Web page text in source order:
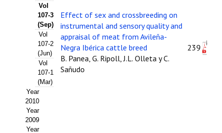
JORNADAS AIDA
Presentación Jornadas
Comunicaciones
Jornadas PAM 2026
Premio Jóvenes Investigadores
Buscador de Comunicaciones
Vol
107-3
(Sep)
Vol
107-2
(Jun)
Vol
107-1
(Mar)
Year
2010
Year
2009
Year
Effect of sex and crossbreeding on
instrumental and sensory quality and
appraisal of meat from Avileña-
Negra Ibérica cattle breed
B. Panea, G. Ripoll, J.L. Olleta y C.
Sañudo
239